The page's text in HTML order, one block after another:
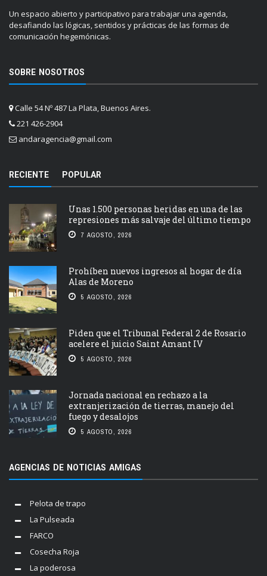
Un espacio abierto y participativo para trabajar una agenda,
desafiando las lógicas, sentidos y prácticas de las formas de
comunicación hegemónicas.
SOBRE NOSOTROS
Calle 54 Nº 487 La Plata, Buenos Aires.
221 426-2904
andaragencia@gmail.com
RECIENTE POPULAR
Unas 1.500 personas heridas en una de las
represiones más salvaje del último tiempo
7 AGOSTO, 2026
Prohíben nuevos ingresos al hogar de día
Alas de Moreno
5 AGOSTO, 2026
Piden que el Tribunal Federal 2 de Rosario
acelere el juicio Saint Amant IV
5 AGOSTO, 2026
Jornada nacional en rechazo a la
extranjerización de tierras, manejo del
fuego y desalojos
5 AGOSTO, 2026
AGENCIAS DE NOTICIAS AMIGAS
Pelota de trapo
La Pulseada
FARCO
Cosecha Roja
La poderosa